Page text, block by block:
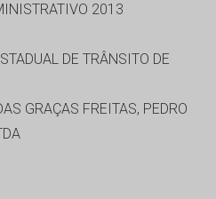
2013
DE TRÂNSITO DE
GRAÇAS FREITAS, PEDRO